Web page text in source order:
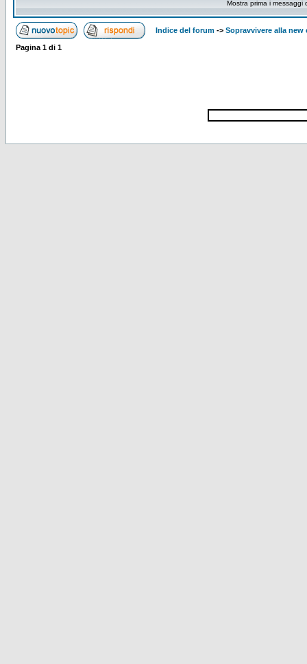
Mostra prima i messaggi
Indice del forum -> Sopravvivere alla new
Pagina 1 di 1